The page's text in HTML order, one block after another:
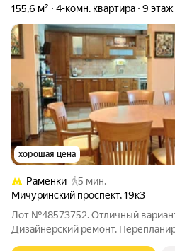
155,6 м² 4-комн. квартира 9 этаж
хорошая цена
Раменки
5 мин.
Мичуринский проспект,19к3
Лот №48573752. Отличный
Дизайнерский ремонт.